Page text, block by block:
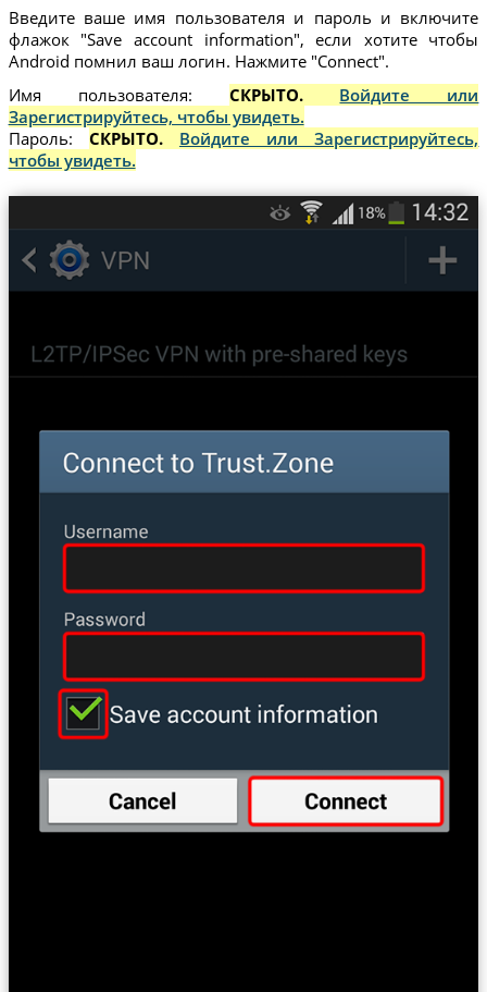
Введите ваше имя пользователя и пароль и включите
флажок "Save account information", если хотите чтобы
Android помнил ваш логин. Нажмите "Connect".
Имя пользователя: СКРЫТО. Войдите или
Зарегистрируйтесь, чтобы увидеть.
Пароль: СКРЫТО. Войдите или Зарегистрируйтесь,
чтобы увидеть.